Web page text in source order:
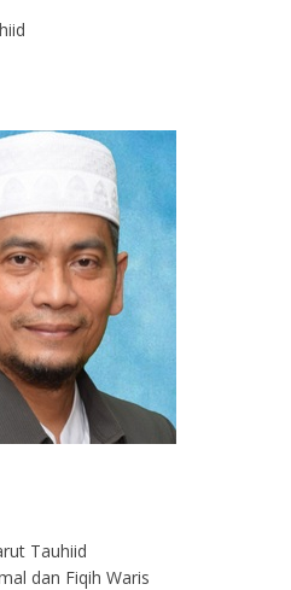
Tauhiid
dan Fiqih Waris